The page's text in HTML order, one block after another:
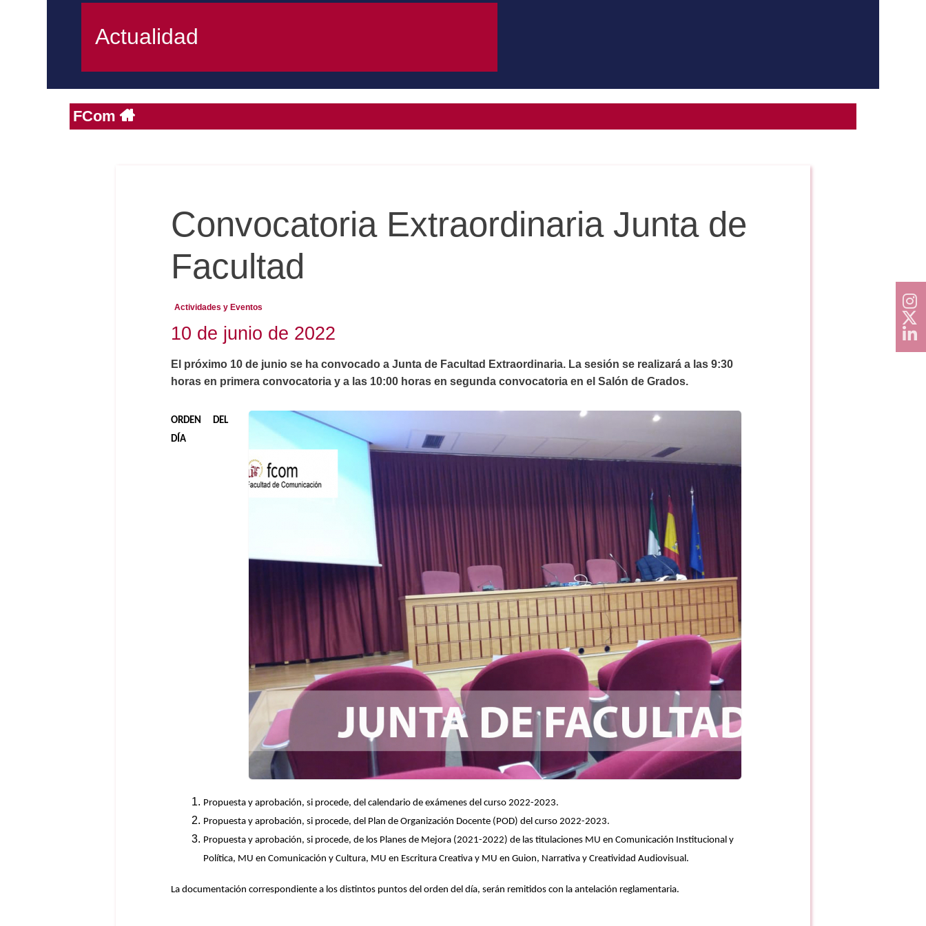
Actualidad
FCom
Convocatoria Extraordinaria Junta de
Facultad
Actividades y Eventos
10 de junio de 2022
El próximo 10 de junio se ha convocado a Junta de Facultad Extraordinaria. La sesión se realizará a las 9:30
horas en primera convocatoria y a las 10:00 horas en segunda convocatoria en el Salón de Grados.
ORDEN DEL
DÍA
Propuesta y aprobación, si procede, del calendario de exámenes del curso 2022-2023.
Propuesta y aprobación, si procede, del Plan de Organización Docente (POD) del curso 2022-2023.
Propuesta y aprobación, si procede, de los Planes de Mejora (2021-2022) de las titulaciones MU en Comunicación Institucional y
Política, MU en Comunicación y Cultura, MU en Escritura Creativa y MU en Guion, Narrativa y Creatividad Audiovisual.
La documentación correspondiente a los distintos puntos del orden del día, serán remitidos con la antelación reglamentaria.